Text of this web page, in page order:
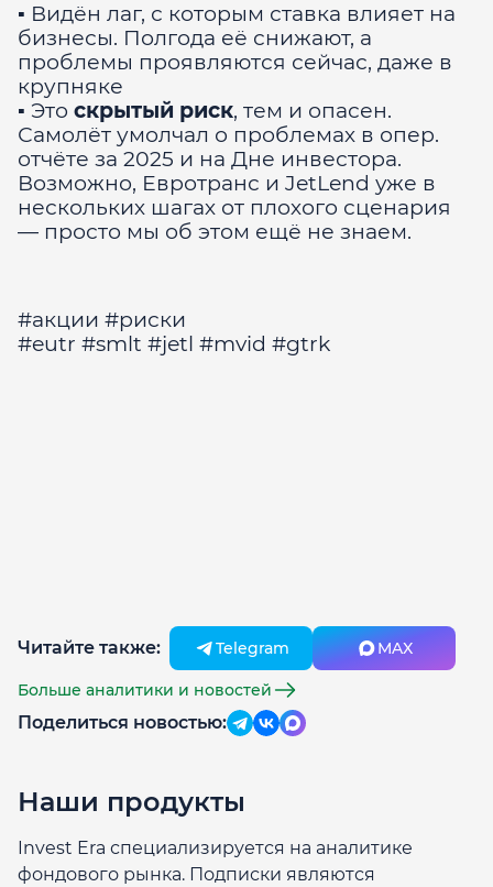
▪️ Видён лаг, с которым ставка влияет на
бизнесы. Полгода её снижают, а
проблемы проявляются сейчас, даже в
крупняке
▪️ Это скрытый риск, тем и опасен.
Самолёт умолчал о проблемах в опер.
отчёте за 2025 и на Дне инвестора.
Возможно, Евротранс и JetLend уже в
нескольких шагах от плохого сценария
— просто мы об этом ещё не знаем.
#акции #риски
#eutr #smlt #jetl #mvid #gtrk
Читайте также: Telegram MAX
Больше аналитики и новостей
Поделиться новостью:
Наши продукты
Invest Era специализируется на аналитике
фондового рынка. Подписки являются